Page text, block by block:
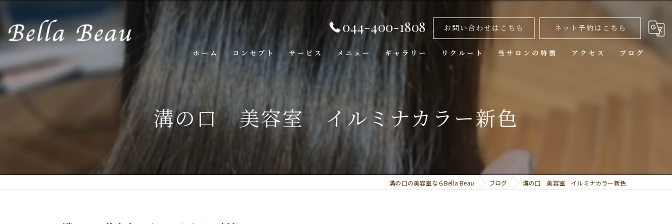
044-400-1808 お問い合わせはこちら ネット予約はこちら
ホーム コンセプト サービス メニュー ギャラリー リクルート 当サロンの特徴
カラー
ヘッドスパ
縮毛矯正
アクセス ブログ
溝の口 美容室 イルミナカラー新色
溝の口の美容室ならBella Beau ブログ 溝の口 美容室 イルミナカラー新色